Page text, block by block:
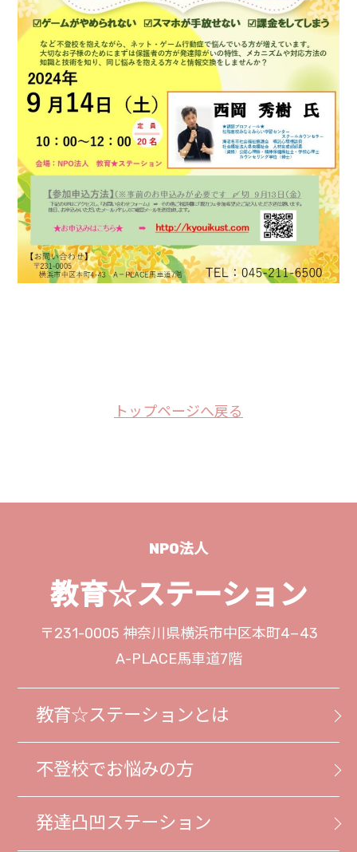
トップページへ戻る
NPO法人
教育☆ステーション
〒231-0005 神奈川県横浜市中区本町4−43
A-PLACE馬車道7階
教育☆ステーションとは
不登校でお悩みの方
発達凸凹ステーション